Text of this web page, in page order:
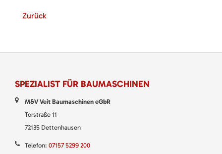
Zurück
SPEZIALIST FÜR BAUMASCHINEN
M&V Veit Baumaschinen eGbR
Torstraße 11
72135 Dettenhausen
Telefon: 07157 5299 200